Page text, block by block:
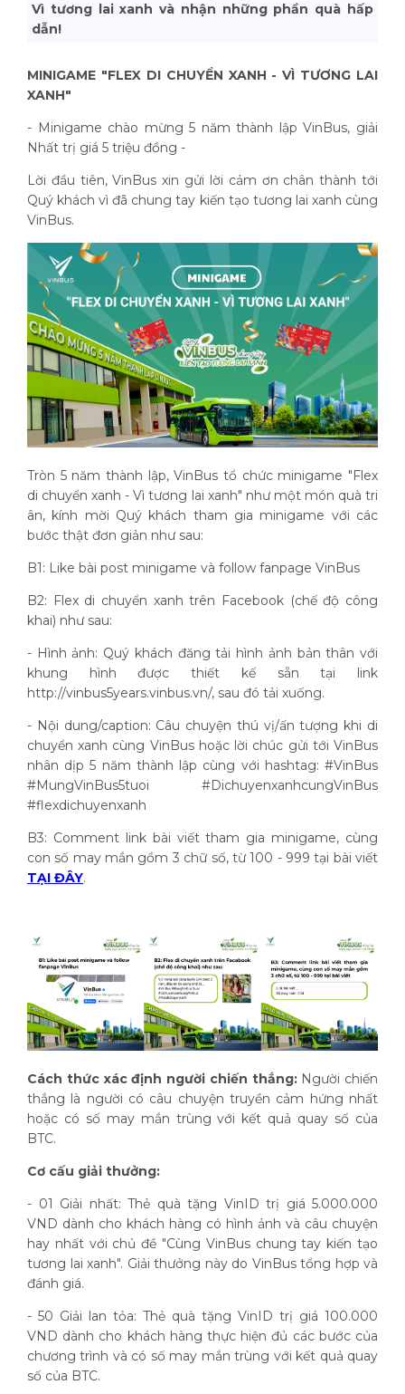
Vì tương lai xanh và nhận những phần quà hấp
dẫn!
MINIGAME "FLEX DI CHUYỂN XANH - VÌ TƯƠNG LAI
XANH"
- Minigame chào mừng 5 năm thành lập VinBus, giải
Nhất trị giá 5 triệu đồng -
Lời đầu tiên, VinBus xin gửi lời cảm ơn chân thành tới
Quý khách vì đã chung tay kiến tạo tương lai xanh cùng
VinBus.
Tròn 5 năm thành lập, VinBus tổ chức minigame "Flex
di chuyển xanh - Vì tương lai xanh" như một món quà tri
ân, kính mời Quý khách tham gia minigame với các
bước thật đơn giản như sau:
B1: Like bài post minigame và follow fanpage VinBus
B2: Flex di chuyển xanh trên Facebook (chế độ công
khai) như sau:
- Hình ảnh: Quý khách đăng tải hình ảnh bản thân với
khung hình được thiết kế sẵn tại link
http://vinbus5years.vinbus.vn/, sau đó tải xuống.
- Nội dung/caption: Câu chuyện thú vị/ấn tượng khi di
chuyển xanh cùng VinBus hoặc lời chúc gửi tới VinBus
nhân dịp 5 năm thành lập cùng với hashtag: #VinBus
#MungVinBus5tuoi #DichuyenxanhcungVinBus
#flexdichuyenxanh
B3: Comment link bài viết tham gia minigame, cùng
con số may mắn gồm 3 chữ số, từ 100 - 999 tại bài viết
TẠI ĐÂY.
Cách thức xác định người chiến thắng: Người chiến
thắng là người có câu chuyện truyền cảm hứng nhất
hoặc có số may mắn trùng với kết quả quay số của
BTC.
Cơ cấu giải thưởng:
- 01 Giải nhất: Thẻ quà tặng VinID trị giá 5.000.000
VND dành cho khách hàng có hình ảnh và câu chuyện
hay nhất với chủ đề "Cùng VinBus chung tay kiến tạo
tương lai xanh". Giải thưởng này do VinBus tổng hợp và
đánh giá.
- 50 Giải lan tỏa: Thẻ quà tặng VinID trị giá 100.000
VND dành cho khách hàng thực hiện đủ các bước của
chương trình và có số may mắn trùng với kết quả quay
số của BTC.